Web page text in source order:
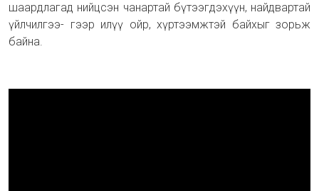
шаардлагад нийцсэн чанартай бүтээгдэхүүн, найдвартай
үйлчилгээ- гээр илүү ойр, хүртээмжтэй байхыг зорьж
байна.